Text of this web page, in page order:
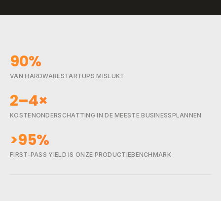
90%
VAN HARDWARESTARTUPS MISLUKT
2–4×
KOSTENONDERSCHATTING IN DE MEESTE BUSINESSPLANNEN
>95%
FIRST-PASS YIELD IS ONZE PRODUCTIEBENCHMARK